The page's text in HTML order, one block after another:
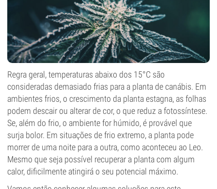
Regra geral, temperaturas abaixo dos 15°C são
consideradas demasiado frias para a planta de canábis. Em
ambientes frios, o crescimento da planta estagna, as folhas
podem descair ou alterar de cor, o que reduz a fotossíntese.
Se, além do frio, o ambiente for húmido, é provável que
surja bolor. Em situações de frio extremo, a planta pode
morrer de uma noite para a outra, como aconteceu ao Leo.
Mesmo que seja possível recuperar a planta com algum
calor, dificilmente atingirá o seu potencial máximo.